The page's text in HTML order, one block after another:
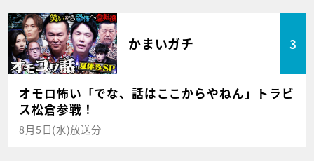
かまいガチ 3
オモロ怖い「でな、話はここからやねん」トラビ
ス松倉参戦！
8月5日(水)放送分